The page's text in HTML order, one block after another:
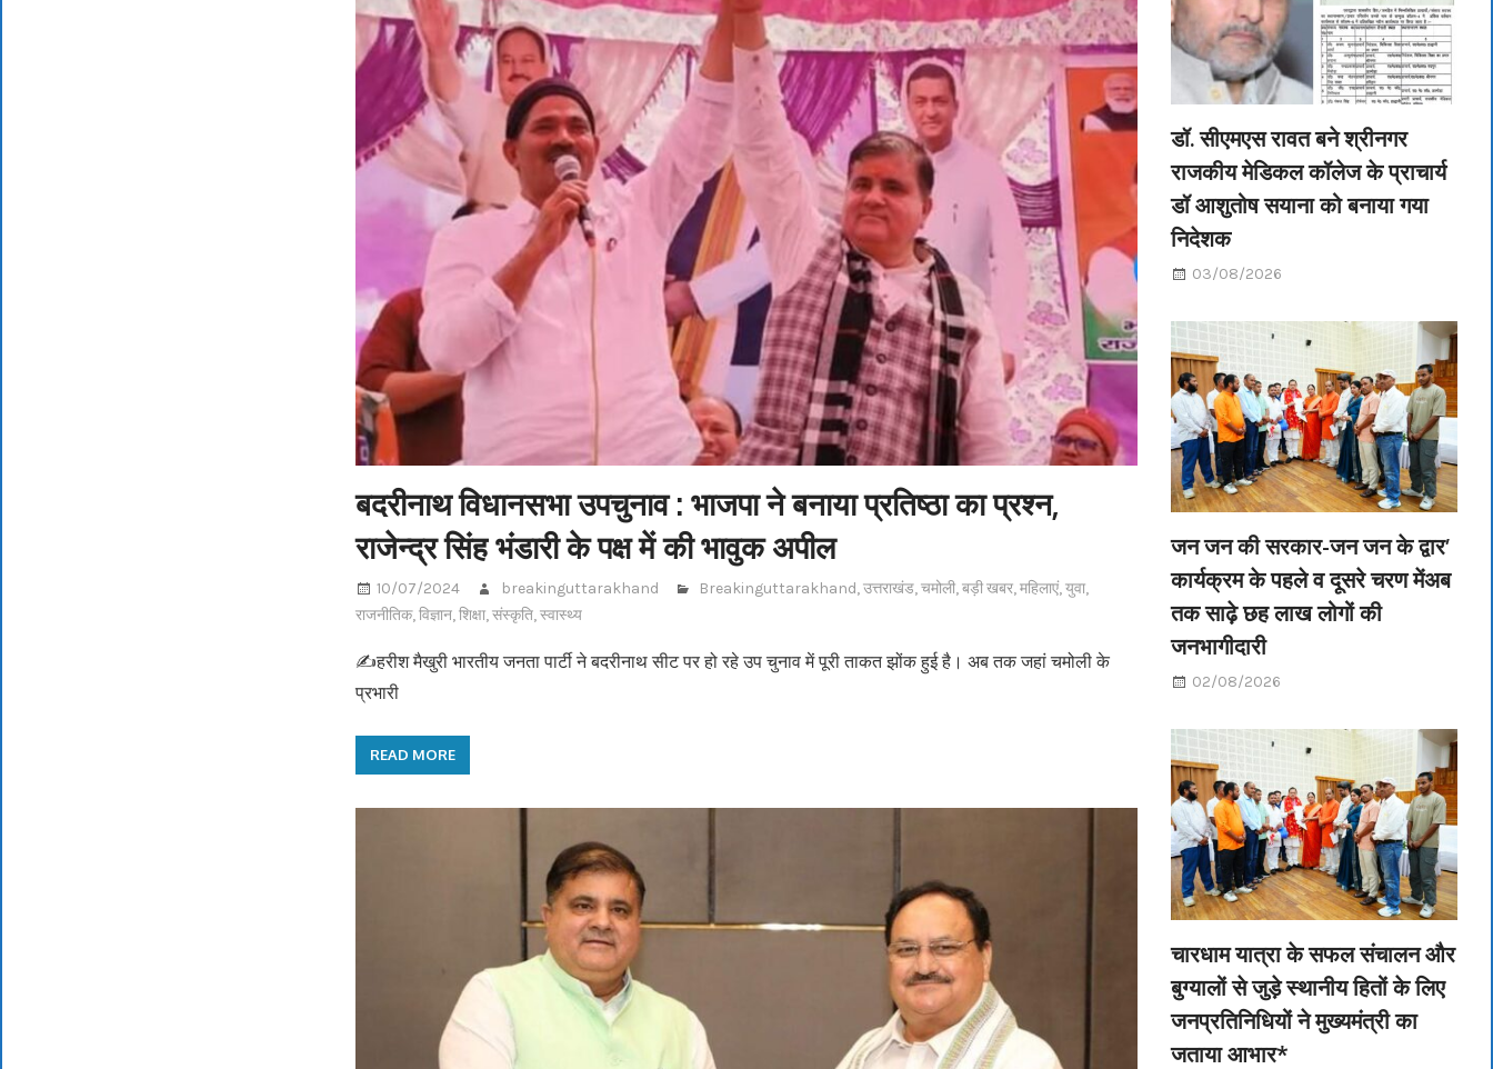
बदरीनाथ विधानसभा उपचुनाव : भाजपा ने बनाया प्रतिष्ठा का प्रश्न,
राजेन्द्र सिंह भंडारी के पक्ष में की भावुक अपील
10/07/2024 breakinguttarakhand Breakinguttarakhand,उत्तराखंड,चमोली,बड़ी खबर,महिलाएं,युवा,
राजनीतिक,विज्ञान,शिक्षा,संस्कृति,स्वास्थ्य
✍️हरीश मैखुरी भारतीय जनता पार्टी ने बदरीनाथ सीट पर हो रहे उप चुनाव में पूरी ताकत झोंक हुई है। अब तक जहां चमोली के
प्रभारी
READ MORE
डॉ. सीएमएस रावत बने श्रीनगर
राजकीय मेडिकल कॉलेज के प्राचार्य
डॉ आशुतोष सयाना को बनाया गया
निदेशक
03/08/2026
जन जन की सरकार-जन जन के द्वार’
कार्यक्रम के पहले व दूसरे चरण मेंअब
तक साढ़े छह लाख लोगों की
जनभागीदारी
02/08/2026
चारधाम यात्रा के सफल संचालन और
बुग्यालों से जुड़े स्थानीय हितों के लिए
जनप्रतिनिधियों ने मुख्यमंत्री का
जताया आभार*